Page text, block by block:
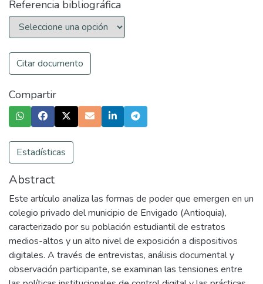
Referencia bibliográfica
Citar documento
Compartir
Estadísticas
Abstract
Este artículo analiza las formas de poder que emergen en un
colegio privado del municipio de Envigado (Antioquia),
caracterizado por su población estudiantil de estratos
medios-altos y un alto nivel de exposición a dispositivos
digitales. A través de entrevistas, análisis documental y
observación participante, se examinan las tensiones entre